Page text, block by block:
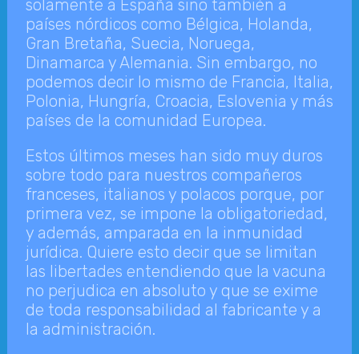
solamente a España sino también a
países nórdicos como Bélgica, Holanda,
Gran Bretaña, Suecia, Noruega,
Dinamarca y Alemania. Sin embargo, no
podemos decir lo mismo de Francia, Italia,
Polonia, Hungría, Croacia, Eslovenia y más
países de la comunidad Europea.
Estos últimos meses han sido muy duros
sobre todo para nuestros compañeros
franceses, italianos y polacos porque, por
primera vez, se impone la obligatoriedad,
y además, amparada en la inmunidad
jurídica. Quiere esto decir que se limitan
las libertades entendiendo que la vacuna
no perjudica en absoluto y que se exime
de toda responsabilidad al fabricante y a
la administración.